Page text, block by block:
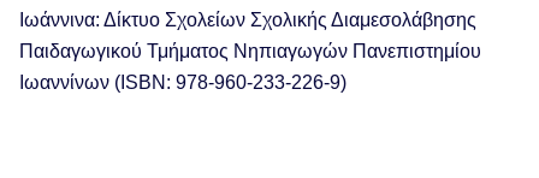
Ιωάννινα: Δίκτυο Σχολείων Σχολικής Διαμεσολάβησης
Παιδαγωγικού Τμήματος Νηπιαγωγών Πανεπιστημίου
Ιωαννίνων (ISBN: 978-960-233-226-9)